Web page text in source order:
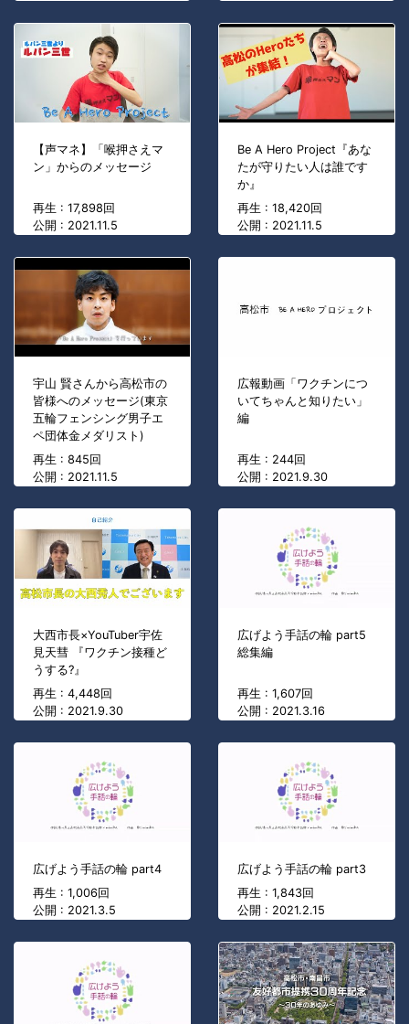
【声マネ】「喉押さえマ
ン」からのメッセージ
再生 : 17,898回
公開 : 2021.11.5
Be A Hero Project『あな
たが守りたい人は誰です
か』
再生 : 18,420回
公開 : 2021.11.5
宇山 賢さんから高松市の
皆様へのメッセージ(東京
五輪フェンシング男子エ
ペ団体金メダリスト)
再生 : 845回
公開 : 2021.11.5
広報動画「ワクチンにつ
いてちゃんと知りたい」
編
再生 : 244回
公開 : 2021.9.30
大西市長×YouTuber宇佐
見天彗 『ワクチン接種ど
うする?』
再生 : 4,448回
公開 : 2021.9.30
広げよう手話の輪 part5
総集編
再生 : 1,607回
公開 : 2021.3.16
広げよう手話の輪 part4
再生 : 1,006回
公開 : 2021.3.5
広げよう手話の輪 part3
再生 : 1,843回
公開 : 2021.2.15